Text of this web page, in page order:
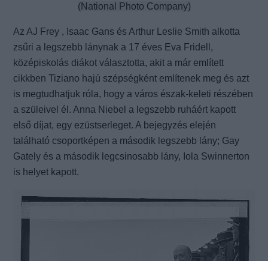
(National Photo Company)
Az AJ Frey , Isaac Gans és Arthur Leslie Smith alkotta
zsűri a legszebb lánynak a 17 éves Eva Fridell,
középiskolás diákot választotta, akit a már említett
cikkben Tiziano hajú szépségként említenek meg és azt
is megtudhatjuk róla, hogy a város észak-keleti részében
a szüleivel él. Anna Niebel a legszebb ruháért kapott
első díjat, egy ezüstserleget. A bejegyzés elején
található csoportképen a második legszebb lány; Gay
Gately és a második legcsinosabb lány, Iola Swinnerton
is helyet kapott.